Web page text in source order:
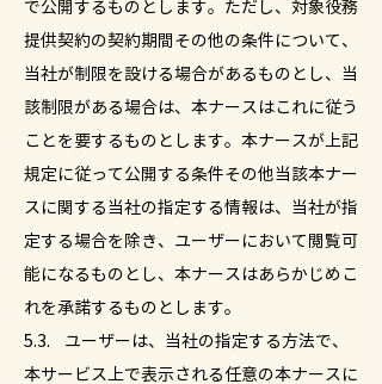
で公開するものとします。ただし、対象役務
提供契約の契約期間その他の条件について、
当社が制限を設ける場合があるものとし、当
該制限がある場合は、本ナースはこれに従う
ことを要するものとします。本ナースが上記
規定に従って公開する条件その他当該本ナー
スに関する当社の指定する情報は、当社が指
定する場合を除き、ユーザーにおいて閲覧可
能になるものとし、本ナースはあらかじめこ
れを承諾するものとします。
5.3. ユーザーは、当社の指定する方法で、
本サービス上で表示される任意の本ナースに